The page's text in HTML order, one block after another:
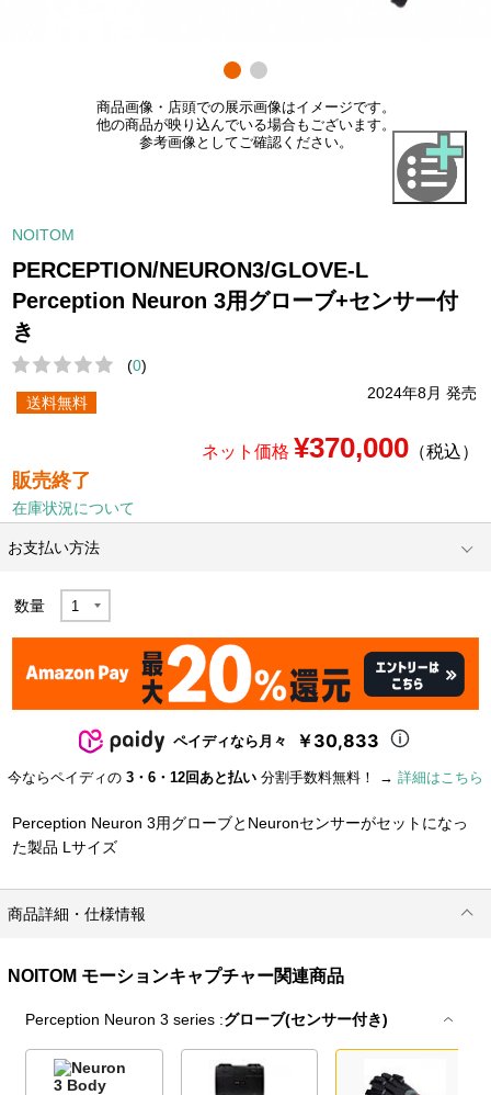
商品画像・店頭での展示画像はイメージです。
他の商品が映り込んでいる場合もございます。
参考画像としてご確認ください。
NOITOM
PERCEPTION/NEURON3/GLOVE-L
Perception Neuron 3用グローブ+センサー付
き
(0)
2024年8月 発売
送料無料
ネット価格 ¥370,000（税込）
販売終了
在庫状況について
お支払い方法
数量
ペイディなら月々 ￥30,833
今ならペイディの 3・6・12回あと払い 分割手数料無料！ → 詳細はこちら
Perception Neuron 3用グローブとNeuronセンサーがセットになっ
た製品 Lサイズ
商品詳細・仕様情報
NOITOM モーションキャプチャー関連商品
Perception Neuron 3 series :グローブ(センサー付き)